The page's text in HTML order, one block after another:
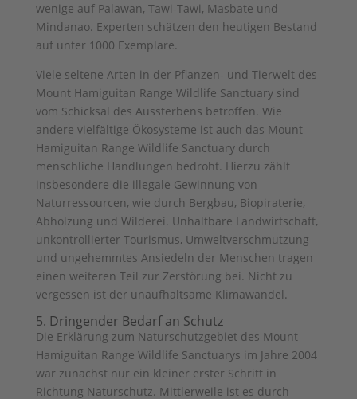
wenige auf Palawan, Tawi-Tawi, Masbate und
Mindanao. Experten schätzen den heutigen Bestand
auf unter 1000 Exemplare.
Viele seltene Arten in der Pflanzen- und Tierwelt des
Mount Hamiguitan Range Wildlife Sanctuary sind
vom Schicksal des Aussterbens betroffen. Wie
andere vielfältige Ökosysteme ist auch das Mount
Hamiguitan Range Wildlife Sanctuary durch
menschliche Handlungen bedroht. Hierzu zählt
insbesondere die illegale Gewinnung von
Naturressourcen, wie durch Bergbau, Biopiraterie,
Abholzung und Wilderei. Unhaltbare Landwirtschaft,
unkontrollierter Tourismus, Umweltverschmutzung
und ungehemmtes Ansiedeln der Menschen tragen
einen weiteren Teil zur Zerstörung bei. Nicht zu
vergessen ist der unaufhaltsame Klimawandel.
5. Dringender Bedarf an Schutz
Die Erklärung zum Naturschutzgebiet des Mount
Hamiguitan Range Wildlife Sanctuarys im Jahre 2004
war zunächst nur ein kleiner erster Schritt in
Richtung Naturschutz. Mittlerweile ist es durch